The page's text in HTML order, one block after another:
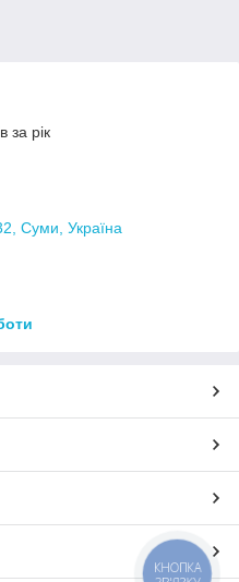
за рік
Суми, Україна
КНОПКА